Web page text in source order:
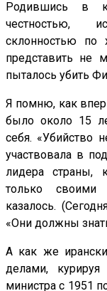
Родившись в
честностью,
склонностью по
представить не
пыталось убить
Я помню, как
было около 15
себя. «Убийство
участвовала в
лидера страны,
только
казалось.
«Они должны
А как же
делами,
министра с 1951